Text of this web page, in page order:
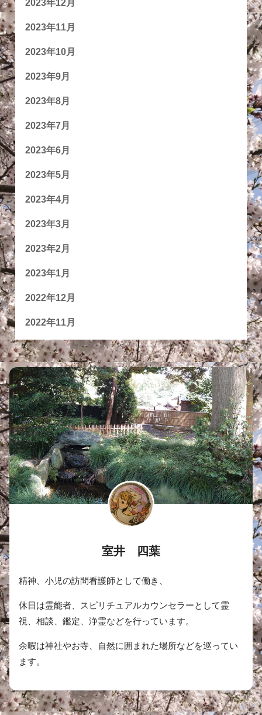
2023年12月
2023年11月
2023年10月
2023年9月
2023年8月
2023年7月
2023年6月
2023年5月
2023年4月
2023年3月
2023年2月
2023年1月
2022年12月
2022年11月
室井 四葉
精神、小児の訪問看護師として働き、
休日は霊能者、スピリチュアルカウンセラーとして霊
視、相談、鑑定、浄霊などを行っています。
余暇は神社やお寺、自然に囲まれた場所などを巡ってい
ます。